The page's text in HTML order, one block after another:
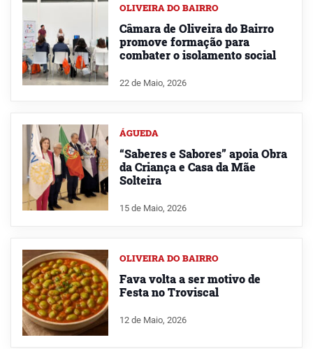
OLIVEIRA DO BAIRRO
Câmara de Oliveira do Bairro
promove formação para
combater o isolamento social
22 de Maio, 2026
ÁGUEDA
“Saberes e Sabores” apoia Obra
da Criança e Casa da Mãe
Solteira
15 de Maio, 2026
OLIVEIRA DO BAIRRO
Fava volta a ser motivo de
Festa no Troviscal
12 de Maio, 2026